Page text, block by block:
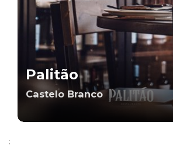
Palitão
Castelo Branco
;